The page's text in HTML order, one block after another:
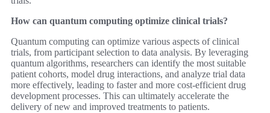
How can quantum computing optimize clinical trials?
Quantum computing can optimize various aspects of clinical
trials, from participant selection to data analysis. By leveraging
quantum algorithms, researchers can identify the most suitable
patient cohorts, model drug interactions, and analyze trial data
more effectively, leading to faster and more cost-efficient drug
development processes. This can ultimately accelerate the
delivery of new and improved treatments to patients.